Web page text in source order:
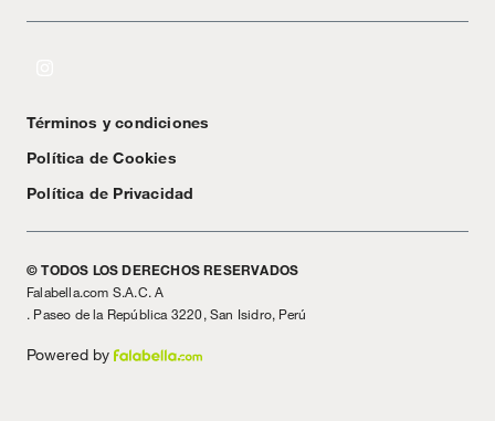
Textos Legales
Términos y condiciones
Política de Cookies
Política de Privacidad
© TODOS LOS DERECHOS RESERVADOS
Falabella.com S.A.C. A
. Paseo de la República 3220, San Isidro, Perú
Powered by